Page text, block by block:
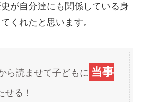
が自分達にも関係している身
くれたと思います。
ら読ませて子どもに 当事
せる！